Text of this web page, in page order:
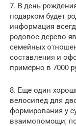
7. В день
подарком будет
информация
родовое дерево
семейных
составления и
примерно в 7000
8. Еще один
велосипед для
формирования у
взаимопомощи,